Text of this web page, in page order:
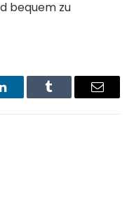
bequem zu
LinkedInTumblr Email